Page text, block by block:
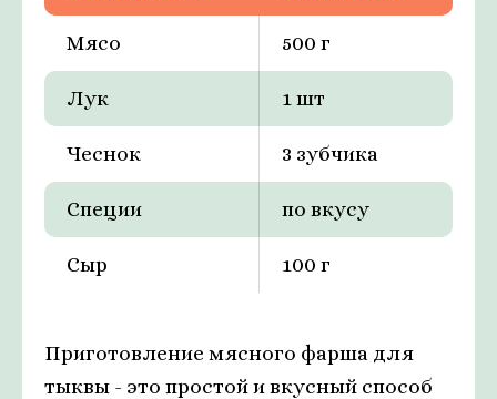
Мясо 500 г
Лук 1 шт
Чеснок 3 зубчика
Специи по вкусу
Сыр 100 г
Приготовление мясного фарша для
тыквы - это простой и вкусный способ